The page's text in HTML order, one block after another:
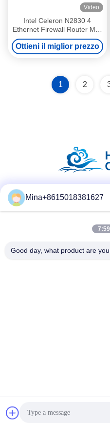
Video
Intel Celeron N2830 4
Ethernet Firewall Router Mini
PC con Windows 10 Linux
Ottieni il miglior prezzo
1 2
Social
Cina Buona qualità Mini PC
Shenzhen Helor Cloud
Mina+8615018381627
Good day, what product are